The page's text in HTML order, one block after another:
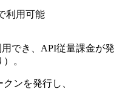
利用可能
でき、API従量課金が発
。
ンを発行し、